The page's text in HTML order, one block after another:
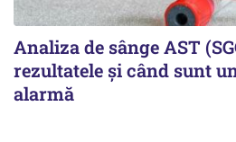
Analiza de sânge AST
rezultatele și când sunt
alarmă